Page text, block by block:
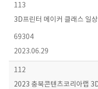
113
3D프린터 메이커 클래스 일
69304
2023.06.29
112
2023 충북콘텐츠코리아랩